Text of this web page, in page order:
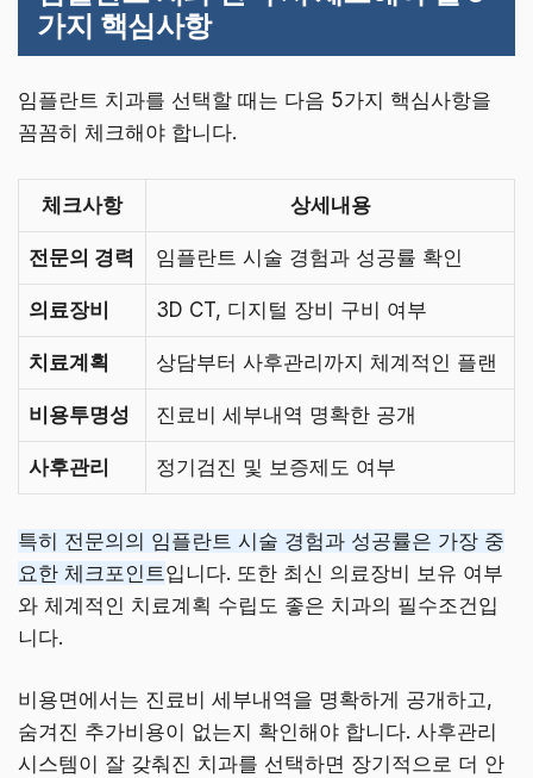
가지 핵심사항
임플란트 치과를 선택할 때는 다음 5가지 핵심사항을
꼼꼼히 체크해야 합니다.
체크사항 상세내용
전문의 경력 임플란트 시술 경험과 성공률 확인
의료장비 3D CT, 디지털 장비 구비 여부
치료계획 상담부터 사후관리까지 체계적인 플랜
비용투명성 진료비 세부내역 명확한 공개
사후관리 정기검진 및 보증제도 여부
특히 전문의의 임플란트 시술 경험과 성공률은 가장 중
요한 체크포인트 입니다. 또한 최신 의료장비 보유 여부
와 체계적인 치료계획 수립도 좋은 치과의 필수조건입
니다.
비용면에서는 진료비 세부내역을 명확하게 공개하고,
숨겨진 추가비용이 없는지 확인해야 합니다. 사후관리
시스템이 잘 갖춰진 치과를 선택하면 장기적으로 더 안